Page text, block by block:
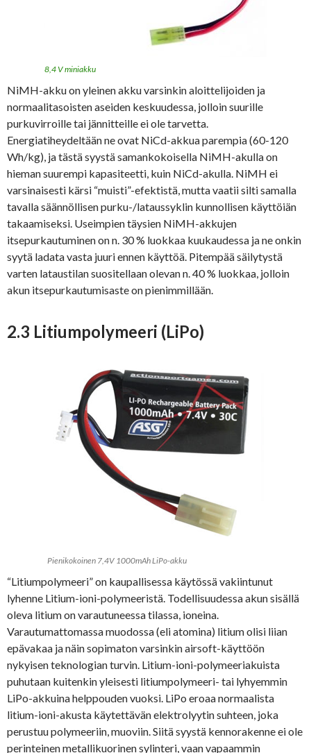
8,4 V miniakku
NiMH-akku on yleinen akku varsinkin aloittelijoiden ja
normaalitasoisten aseiden keskuudessa, jolloin suurille
purkuvirroille tai jännitteille ei ole tarvetta.
Energiatiheydeltään ne ovat NiCd-akkua parempia (60-120
Wh/kg), ja tästä syystä samankokoisella NiMH-akulla on
hieman suurempi kapasiteetti, kuin NiCd-akulla. NiMH ei
varsinaisesti kärsi “muisti”-efektistä, mutta vaatii silti samalla
tavalla säännöllisen purku-/lataussyklin kunnollisen käyttöiän
takaamiseksi. Useimpien täysien NiMH-akkujen
itsepurkautuminen on n. 30 % luokkaa kuukaudessa ja ne onkin
syytä ladata vasta juuri ennen käyttöä. Pitempää säilytystä
varten lataustilan suositellaan olevan n. 40 % luokkaa, jolloin
akun itsepurkautumisaste on pienimmillään.
2.3 Litiumpolymeeri (LiPo)
Pienikokoinen 7,4V 1000mAh LiPo-akku
“Litiumpolymeeri” on kaupallisessa käytössä vakiintunut
lyhenne Litium-ioni-polymeeristä. Todellisuudessa akun sisällä
oleva litium on varautuneessa tilassa, ioneina.
Varautumattomassa muodossa (eli atomina) litium olisi liian
epävakaa ja näin sopimaton varsinkin airsoft-käyttöön
nykyisen teknologian turvin. Litium-ioni-polymeeriakuista
puhutaan kuitenkin yleisesti litiumpolymeeri- tai lyhyemmin
LiPo-akkuina helppouden vuoksi. LiPo eroaa normaalista
litium-ioni-akusta käytettävän elektrolyytin suhteen, joka
perustuu polymeeriin, muoviin. Siitä syystä kennorakenne ei ole
perinteinen metallikuorinen sylinteri, vaan vapaammin